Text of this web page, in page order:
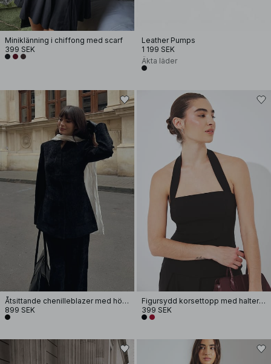
Miniklänning i chiffong med scarf
399 SEK
Leather Pumps
1 199 SEK
Äkta läder
Åtsittande chenilleblazer med hög krage
899 SEK
Figursydd korsettopp med halterneck
399 SEK